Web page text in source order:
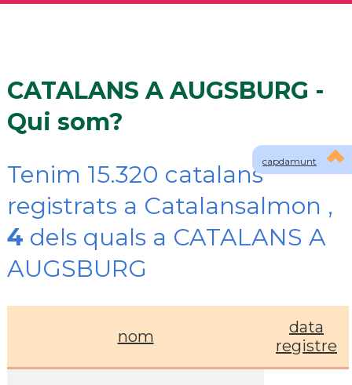
capdamunt
CATALANS A AUGSBURG -
Qui som?
Tenim 15.320 catalans
registrats a Catalansalmon ,
4 dels quals a CATALANS A
AUGSBURG
nom
data
registre